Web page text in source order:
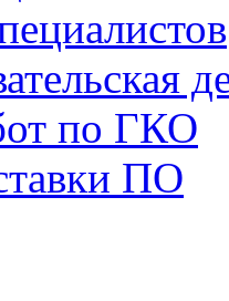
по ГКО
ПО